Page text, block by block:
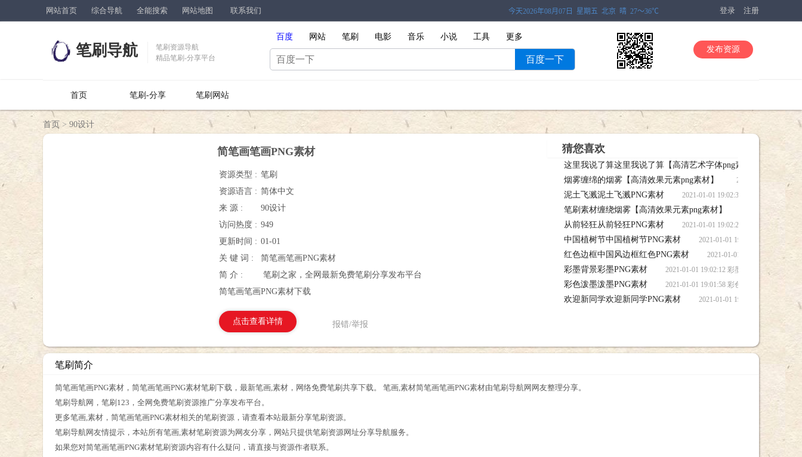
网站首页 综合导航 全能搜索 网站地图 联系我们 登录 注册
笔刷导航
笔刷资源导航
精品笔刷-分享平台
百度 网站 笔刷 电影 音乐 小说 工具 更多
百度一下
发布资源
首页 笔刷-分享 笔刷网站
首页 > 90设计
简笔画笔画PNG素材
资源类型 : 笔刷
资源语言 : 简体中文
来 源 :
90设计
访问热度 : 949
更新时间 : 01-01
关 键 词 :
简笔画笔画PNG素材
简 介 :
笔刷之家，全网最新免费笔刷分享发布平台
简笔画笔画PNG素材下载
点击查看详情 报错/举报
猜您喜欢
这里我说了算这里我说了算【高清艺术字体png素材】
这里我说了算这里我说了算【高清艺术字体png素材】笔刷下载
烟雾缠绵的烟雾【高清效果元素png素材】 2021-01-01
果元素png素材】笔刷下载
泥土飞溅泥土飞溅PNG素材 2021-01-01 19:02:32 泥土飞溅泥土飞
笔刷素材缠绕烟雾【高清效果元素png素材】
【高清效果元素png素材】笔刷下载
从前轻狂从前轻狂PNG素材 2021-01-01 19:02:25 从前轻狂从前轻
中国植树节中国植树节PNG素材 2021-01-01 19:02:22 中国植树
红色边框中国风边框红色PNG素材 2021-01-01 19:02:18 红色边
彩墨背景彩墨PNG素材 2021-01-01 19:02:12 彩墨背景彩墨PNG素
彩色泼墨泼墨PNG素材 2021-01-01 19:01:58 彩色泼墨泼墨PNG素
欢迎新同学欢迎新同学PNG素材 2021-01-01 19:01:55 欢迎新同
笔刷简介
简笔画笔画PNG素材，简笔画笔画PNG素材笔刷下载，最新笔画,素材，网络免费笔刷共享下载。 笔画,素材简笔画笔画PNG素材由笔刷导航网网友整理分享。
笔刷导航网，笔刷123，全网免费笔刷资源推广分享发布平台。
更多笔画,素材，简笔画笔画PNG素材相关的笔刷资源，请查看本站最新分享笔刷资源。
笔刷导航网友情提示，本站所有笔画,素材笔刷资源为网友分享，网站只提供笔刷资源网址分享导航服务。
如果您对简笔画笔画PNG素材笔刷资源内容有什么疑问，请直接与资源作者联系。